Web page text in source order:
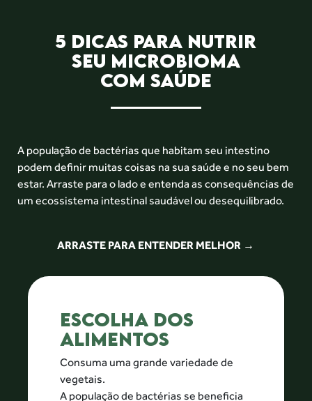
5 DICAS PARA NUTRIR
SEU MICROBIOMA
COM SAÚDE
A população de bactérias que habitam seu intestino
podem definir muitas coisas na sua saúde e no seu bem
estar. Arraste para o lado e entenda as consequências de
um ecossistema intestinal saudável ou desequilibrado.
ARRASTE PARA ENTENDER MELHOR →
ESCOLHA DOS
ALIMENTOS
Consuma uma grande variedade de
vegetais.
A população de bactérias se beneficia